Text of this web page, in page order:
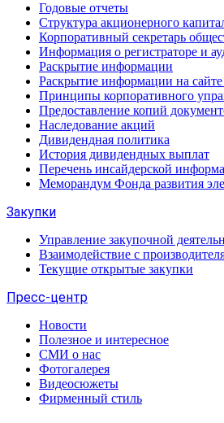
Годовые отчеты
Структура акционерного
Корпоративный секретарь
Информация о регистраторе и
Раскрытие информации
Раскрытие информации на
Принципы корпоративного
Предоставление копий
Наследование акций
Дивидендная политика
История дивидендных выплат
Перечень инсайдерской
Меморандум Фонда развития
Закупки
Управление закупочной
Взаимодействие с
Текущие открытые закупки
Пресс-центр
Новости
Полезное и интересное
СМИ о нас
Фотогалерея
Видеосюжеты
Фирменный стиль